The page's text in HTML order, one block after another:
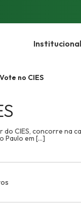
Institucional
Vote no CIES
do CIES, concorre na
Paulo em [...]